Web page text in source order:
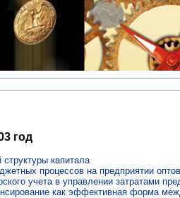
год
структуры капитала
процессов на предприятии
учета в управлении затратами
как эффективная форма